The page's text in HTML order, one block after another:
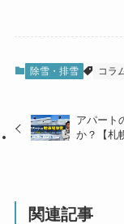
除雪・排雪 コラ
アパート
か？【札
関連記事